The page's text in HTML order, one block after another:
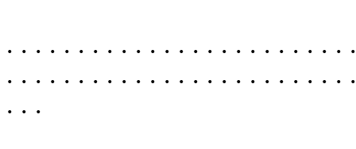
. . . . . . . . . . . . . . . . . . . . . . .
. . . . . . . . . . . . . . . . . . . . . . .
. . .